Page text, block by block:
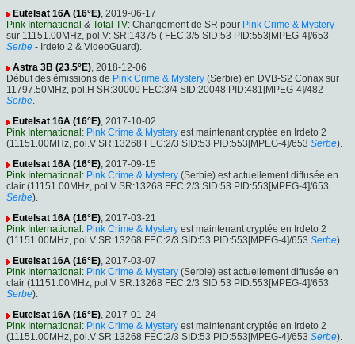
Eutelsat 16A (16°E), 2019-06-17
Pink International & Total TV: Changement de SR pour Pink Crime & Mystery
sur 11151.00MHz, pol.V: SR:14375 ( FEC:3/5 SID:53 PID:553[MPEG-4]/653
Serbe - Irdeto 2 & VideoGuard).
Astra 3B (23.5°E), 2018-12-06
Début des émissions de Pink Crime & Mystery (Serbie) en DVB-S2 Conax sur
11797.50MHz, pol.H SR:30000 FEC:3/4 SID:20048 PID:481[MPEG-4]/482
Serbe.
Eutelsat 16A (16°E), 2017-10-02
Pink International : Pink Crime & Mystery est maintenant cryptée en Irdeto 2
(11151.00MHz, pol.V SR:13268 FEC:2/3 SID:53 PID:553[MPEG-4]/653 Serbe).
Eutelsat 16A (16°E), 2017-09-15
Pink International : Pink Crime & Mystery (Serbie) est actuellement diffusée en
clair (11151.00MHz, pol.V SR:13268 FEC:2/3 SID:53 PID:553[MPEG-4]/653
Serbe).
Eutelsat 16A (16°E), 2017-03-21
Pink International : Pink Crime & Mystery est maintenant cryptée en Irdeto 2
(11151.00MHz, pol.V SR:13268 FEC:2/3 SID:53 PID:553[MPEG-4]/653 Serbe).
Eutelsat 16A (16°E), 2017-03-07
Pink International : Pink Crime & Mystery (Serbie) est actuellement diffusée en
clair (11151.00MHz, pol.V SR:13268 FEC:2/3 SID:53 PID:553[MPEG-4]/653
Serbe).
Eutelsat 16A (16°E), 2017-01-24
Pink International : Pink Crime & Mystery est maintenant cryptée en Irdeto 2
(11151.00MHz, pol.V SR:13268 FEC:2/3 SID:53 PID:553[MPEG-4]/653 Serbe).